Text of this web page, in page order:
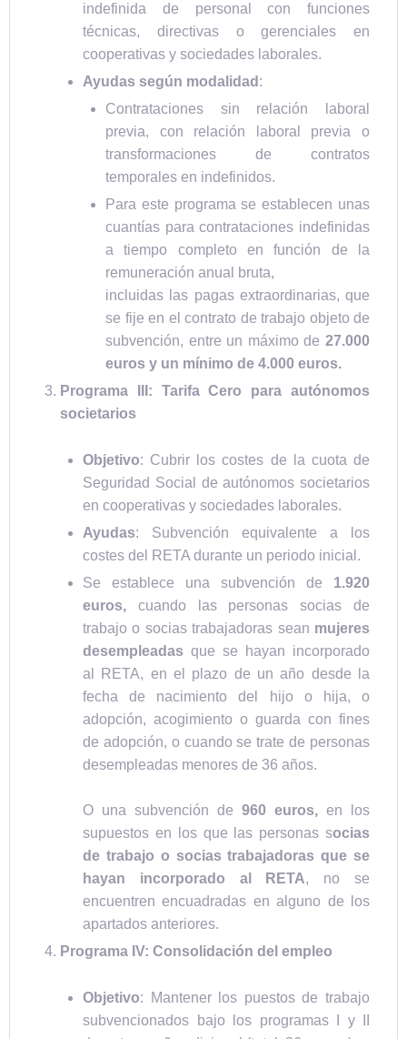
indefinida de personal con funciones
técnicas, directivas o gerenciales en
cooperativas y sociedades laborales.
Ayudas según modalidad :
Contrataciones sin relación laboral
previa, con relación laboral previa o
transformaciones de contratos
temporales en indefinidos.
Para este programa se establecen unas
cuantías para contrataciones indefinidas
a tiempo completo en función de la
remuneración anual bruta,
incluidas las pagas extraordinarias, que
se fije en el contrato de trabajo objeto de
subvención, entre un máximo de 27.000
euros y un mínimo de 4.000 euros.
Programa III: Tarifa Cero para autónomos
societarios
Objetivo: Cubrir los costes de la cuota de
Seguridad Social de autónomos societarios
en cooperativas y sociedades laborales.
Ayudas: Subvención equivalente a los
costes del RETA durante un periodo inicial.
Se establece una subvención de 1.920
euros, cuando las personas socias de
trabajo o socias trabajadoras sean mujeres
desempleadas que se hayan incorporado
al RETA, en el plazo de un año desde la
fecha de nacimiento del hijo o hija, o
adopción, acogimiento o guarda con fines
de adopción, o cuando se trate de personas
desempleadas menores de 36 años.
O una subvención de 960 euros, en los
supuestos en los que las personas socias
de trabajo o socias trabajadoras que se
hayan incorporado al RETA, no se
encuentren encuadradas en alguno de los
apartados anteriores.
Programa IV: Consolidación del empleo
Objetivo: Mantener los puestos de trabajo
subvencionados bajo los programas I y II